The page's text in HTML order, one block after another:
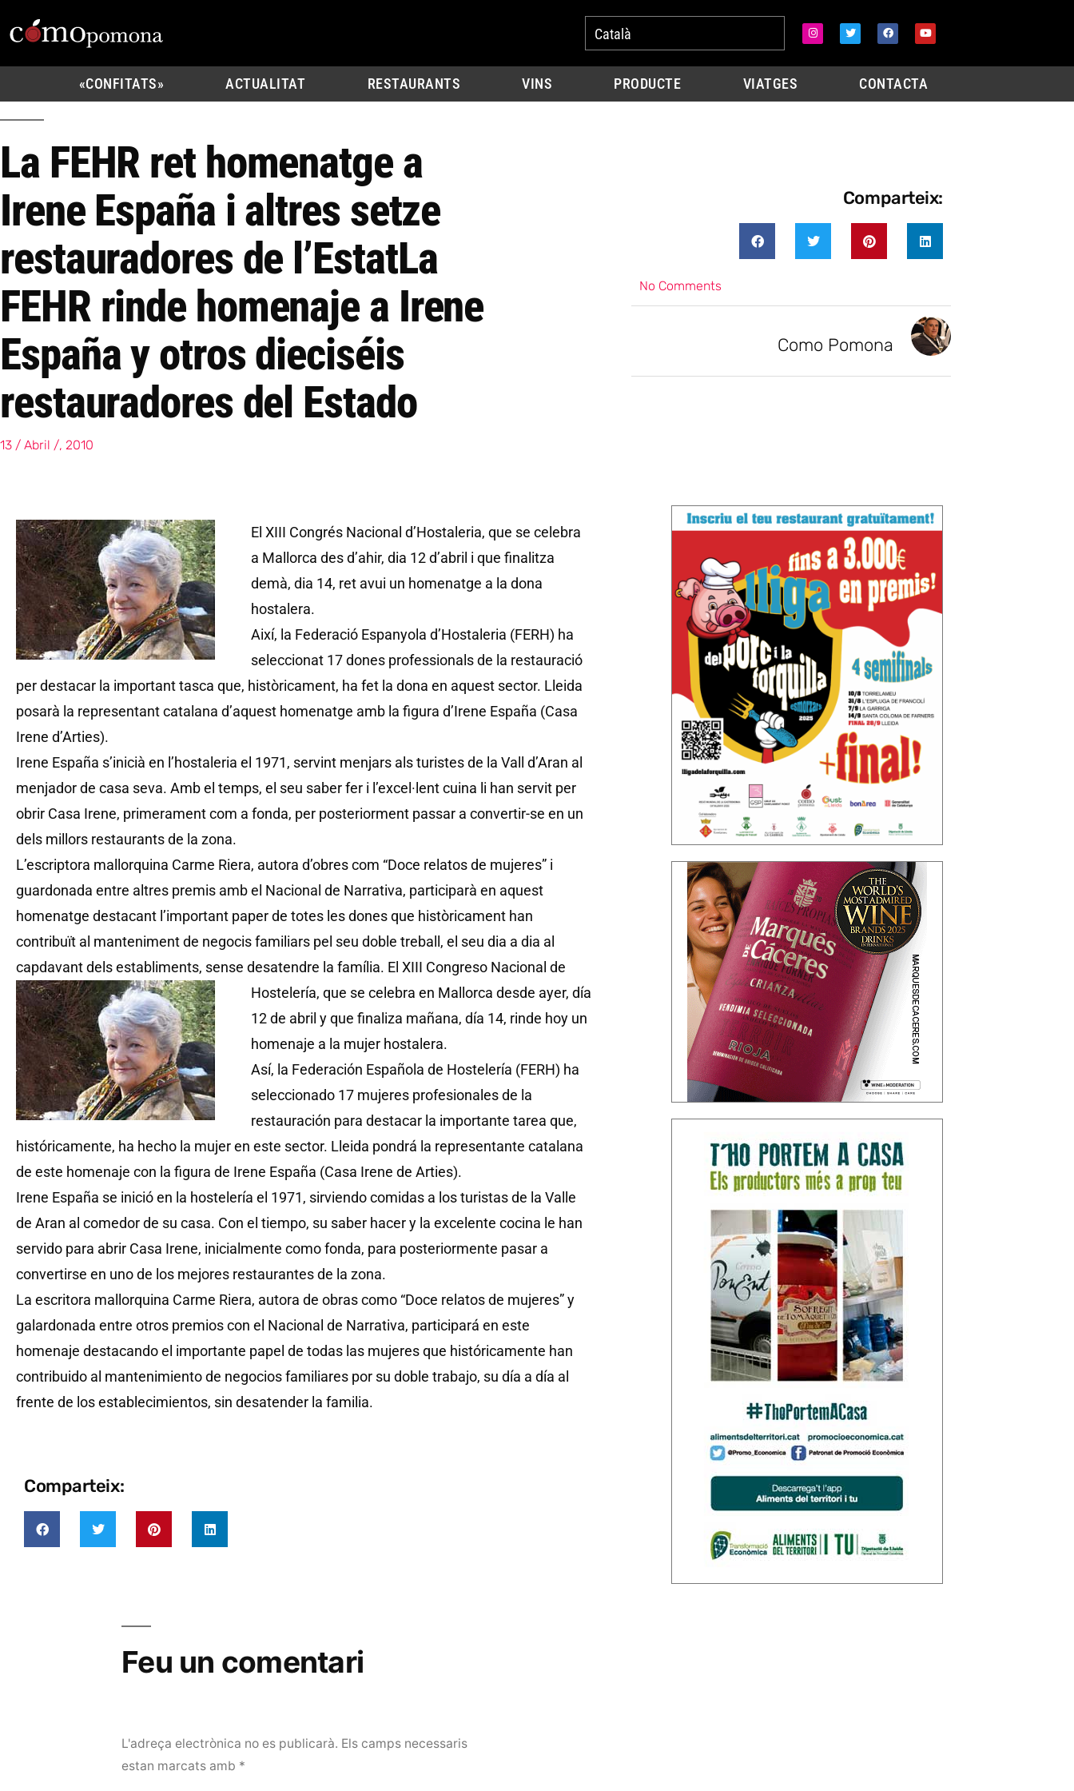
Català
«CONFITATS» ACTUALITAT RESTAURANTS VINS PRODUCTE VIATGES CONTACTA
La FEHR ret homenatge a
Irene España i altres setze
restauradores de l’EstatLa
FEHR rinde homenaje a Irene
España y otros dieciséis
restauradores del Estado
13 / Abril /, 2010
Comparteix:
No Comments
Como Pomona
El XIII Congrés Nacional d’Hostaleria, que se celebra
a Mallorca des d’ahir, dia 12 d’abril i que finalitza
demà, dia 14, ret avui un homenatge a la dona
hostalera.
Així, la Federació Espanyola d’Hostaleria (FERH) ha
seleccionat 17 dones professionals de la restauració
per destacar la important tasca que, històricament, ha fet la dona en aquest sector. Lleida
posarà la representant catalana d’aquest homenatge amb la figura d’Irene España (Casa
Irene d’Arties).
Irene España s’inicià en l’hostaleria el 1971, servint menjars als turistes de la Vall d’Aran al
menjador de casa seva. Amb el temps, el seu saber fer i l’excel·lent cuina li han servit per
obrir Casa Irene, primerament com a fonda, per posteriorment passar a convertir-se en un
dels millors restaurants de la zona.
L’escriptora mallorquina Carme Riera, autora d’obres com “Doce relatos de mujeres” i
guardonada entre altres premis amb el Nacional de Narrativa, participarà en aquest
homenatge destacant l’important paper de totes les dones que històricament han
contribuït al manteniment de negocis familiars pel seu doble treball, el seu dia a dia al
capdavant dels establiments, sense desatendre la família. El XIII Congreso Nacional de
Hostelería, que se celebra en Mallorca desde ayer, día
12 de abril y que finaliza mañana, día 14, rinde hoy un
homenaje a la mujer hostalera.
Así, la Federación Española de Hostelería (FERH) ha
seleccionado 17 mujeres profesionales de la
restauración para destacar la importante tarea que,
históricamente, ha hecho la mujer en este sector. Lleida pondrá la representante catalana
de este homenaje con la figura de Irene España (Casa Irene de Arties).
Irene España se inició en la hostelería el 1971, sirviendo comidas a los turistas de la Valle
de Aran al comedor de su casa. Con el tiempo, su saber hacer y la excelente cocina le han
servido para abrir Casa Irene, inicialmente como fonda, para posteriormente pasar a
convertirse en uno de los mejores restaurantes de la zona.
La escritora mallorquina Carme Riera, autora de obras como “Doce relatos de mujeres” y
galardonada entre otros premios con el Nacional de Narrativa, participará en este
homenaje destacando el importante papel de todas las mujeres que históricamente han
contribuido al mantenimiento de negocios familiares por su doble trabajo, su día a día al
frente de los establecimientos, sin desatender la familia.
Comparteix:
Feu un comentari
L'adreça electrònica no es publicarà. Els camps necessaris
estan marcats amb *